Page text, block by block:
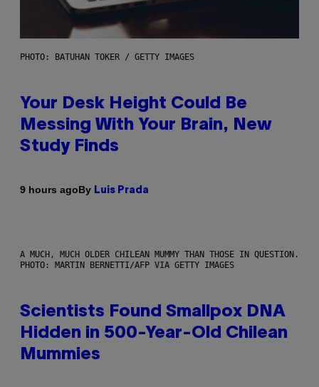
PHOTO: BATUHAN TOKER / GETTY IMAGES
Your Desk Height Could Be
Messing With Your Brain, New
Study Finds
9 hours agoBy Luis Prada
A MUCH, MUCH OLDER CHILEAN MUMMY THAN THOSE IN QUESTION.
PHOTO: MARTIN BERNETTI/AFP VIA GETTY IMAGES
Scientists Found Smallpox DNA
Hidden in 500-Year-Old Chilean
Mummies